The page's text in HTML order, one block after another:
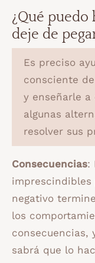
¿Qué puedo
deje de
Es preciso
consciente
y enseñarle
algunas
resolver sus
Consecuencias:
imprescindibles
negativo
los
consecuencias,
sabrá que lo